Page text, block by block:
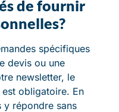
de fournir
spécifiques
devis ou une
newsletter, le
obligatoire. En
y répondre sans